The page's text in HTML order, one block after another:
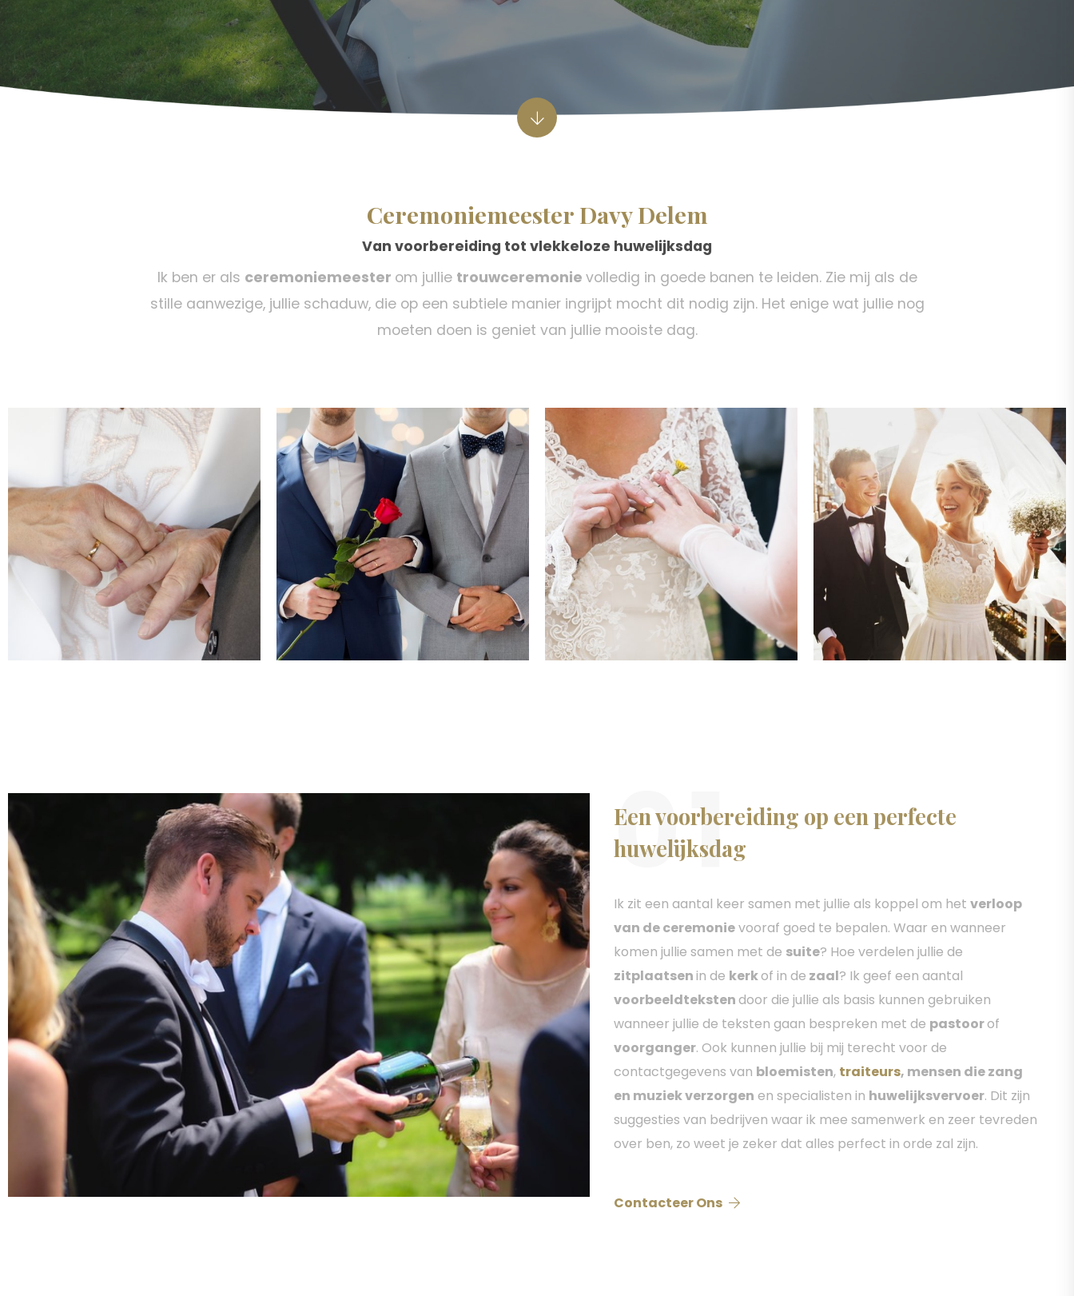
Ceremoniemeester Davy Delem
Van voorbereiding tot vlekkeloze huwelijksdag
Ik ben er als ceremoniemeester om jullie trouwceremonie volledig in goede banen te leiden. Zie mij als de
stille aanwezige, jullie schaduw, die op een subtiele manier ingrijpt mocht dit nodig zijn. Het enige wat jullie nog
moeten doen is geniet van jullie mooiste dag.
01
Een voorbereiding op een perfecte
huwelijksdag
Ik zit een aantal keer samen met jullie als koppel om hetverloop
van de ceremonievooraf goed te bepalen. Waar en wanneer
komen jullie samen met de suite? Hoe verdelen jullie de
zitplaatsenin de kerkof in de zaal? Ik geef een aantal
voorbeeldtekstendoor die jullie als basis kunnen gebruiken
wanneer jullie de teksten gaan bespreken met de pastoorof
voorganger. Ook kunnen jullie bij mij terecht voor de
contactgegevens van bloemisten, traiteurs, mensen die zang
en muziek verzorgen en specialisten in huwelijksvervoer. Dit zijn
suggesties van bedrijven waar ik mee samenwerk en zeer tevreden
over ben, zo weet je zeker dat alles perfect in orde zal zijn.
Contacteer Ons